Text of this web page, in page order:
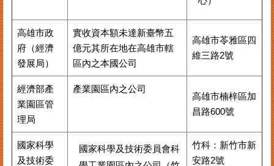
高雄市政
府（經濟
發展局）
實收資本額未達新臺幣五
億元其所在地在高雄市轄
區內之本國公司
高雄市苓雅區四
維三路2號
經濟部產
業園區管
理局
產業園區內之公司
高雄市楠梓區加
昌路600號
國家科學
及技術委
國家科學及技術委員會科
竹科：新竹市新
安路2號